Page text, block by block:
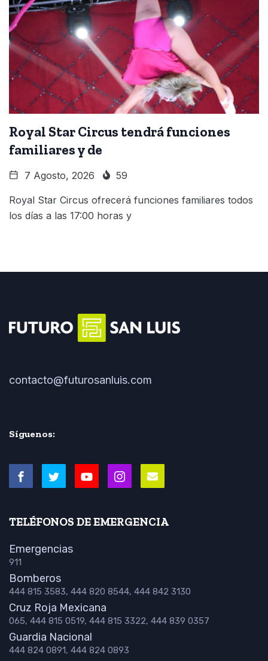
Royal Star Circus tendrá funciones
familiares y de
7 Agosto, 2026 59
Royal Star Circus ofrecerá funciones familiares todos
los días a las 17:00 horas y
contacto@futurosanluis.com
Síguenos:
TELÉFONOS DE EMERGENCIA
Emergencias
911
Bomberos
444 815 3583, 444 820 8544, 444 842 3130
Cruz Roja Mexicana
065, 444 815 0519, 444 815 3322, 444 839 0357
Guardia Nacional
444 824 0891, 444 824 0893